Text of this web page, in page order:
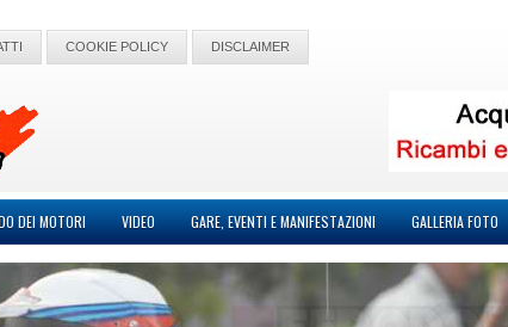
COOKIE POLICY DISCLAIMER
DEI MOTORI VIDEO GARE, EVENTI E MANIFESTAZIONI GALLERIA FOTO